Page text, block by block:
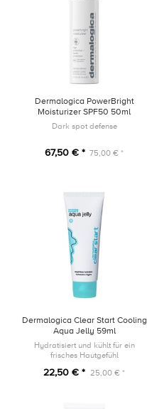
Dermalogica PowerBright
Moisturizer SPF50 50ml
Dark spot defense
67,50 € * 75,00 € *
Dermalogica Clear Start Cooling
Aqua Jelly 59ml
Hydratisiert und kühlt für ein
frisches Hautgefühl
22,50 € * 25,00 € *